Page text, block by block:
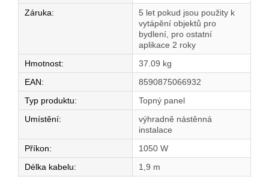
Záruka:
5 let pokud jsou použity k
vytápění objektů pro
bydlení, pro ostatní
aplikace 2 roky
Hmotnost:
37.09 kg
EAN:
8590875066932
Typ produktu:
Topný panel
Umístění:
výhradně nástěnná
instalace
Příkon:
1050 W
Délka kabelu:
1,9 m